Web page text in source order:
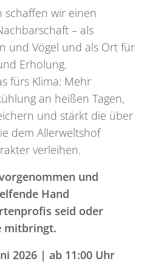
schaffen wir einen
– als
und Vögel und als Ort für
Erholung.
fürs Klima: Mehr
an heißen Tagen,
und stärkt die über
dem Allerweltshof
verleihen.
und
Hand
seid oder
mitbringt.
2026 | ab 11:00 Uhr